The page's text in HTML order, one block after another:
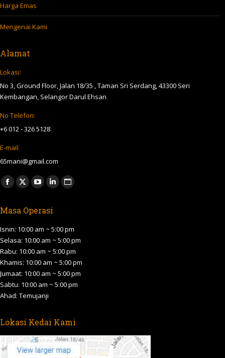
Harga Emas
Mengenai Kami
Alamat
Lokasi:
No 3, Ground Floor, Jalan 18/35 , Taman Sri Serdang, 43300 Seri
Kembangan, Selangor Darul Ehsan
No Telefon:
+6 012 - 326 5128
E-mail:
65mani@gmail.com
Find us on:
Facebook
opens
in
new
window
X
opens
in
new
window
YouTube
opens
in
new
window
Linkedin
opens
in
new
window
Website
in
new
window
Masa Operasi
Isnin: 10:00 am ~ 5:00 pm
Selasa: 10:00 am ~ 5:00 pm
Rabu: 10:00 am ~ 5:00 pm
Khamis: 10:00 am ~ 5:00 pm
Jumaat: 10:00 am ~ 5:00 pm
Sabtu: 10:00 am ~ 5:00 pm
Ahad: Temujanji
Lokasi Kedai Kami